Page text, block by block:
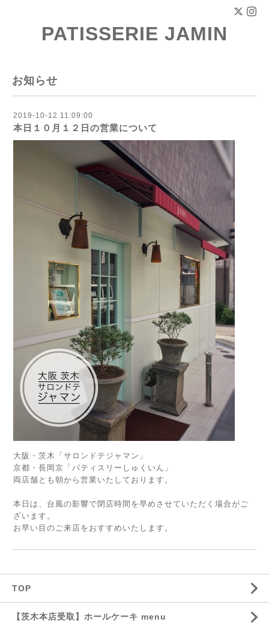
PATISSERIE JAMIN
お知らせ
2019-10-12 11:09:00
本日１０月１２日の営業について
大阪・茨木「サロンドテジャマン」
京都・長岡京「パティスリーしゅくいん」
両店舗とも朝から営業いたしております。
本日は、台風の影響で閉店時間を早めさせていただく場合がご
ざいます。
お早い目のご来店をおすすめいたします。
TOP
【茨木本店受取】ホールケーキ menu